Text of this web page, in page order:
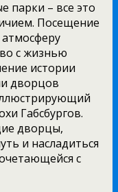
парки – все это
Посещение
с жизнью
истории
дворцов
Габсбургов.
дворцы,
и насладиться
с